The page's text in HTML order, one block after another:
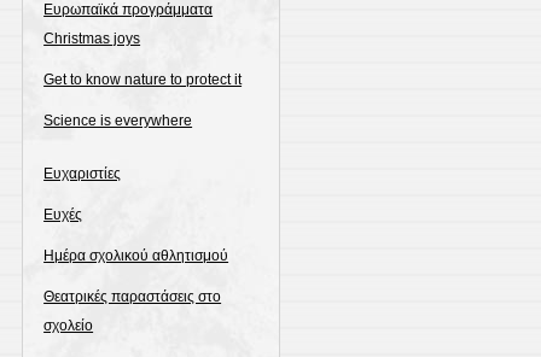
Ευρωπαϊκά προγράμματα
Christmas joys
Get to know nature to protect it
Science is everywhere
Ευχαριστίες
Ευχές
Ημέρα σχολικού αθλητισμού
Θεατρικές παραστάσεις στο
σχολείο